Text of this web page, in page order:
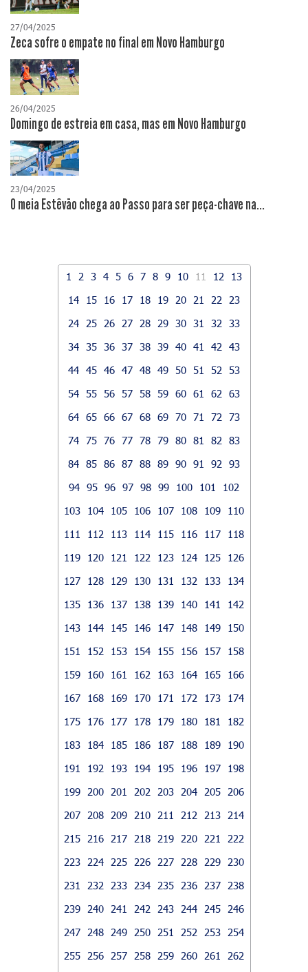
27/04/2025
Zeca sofre o empate no final em Novo Hamburgo
26/04/2025
Domingo de estreia em casa, mas em Novo Hamburgo
23/04/2025
O meia Estêvão chega ao Passo para ser peça-chave na...
1 2 3 4 5 6 7 8 9 10 11 12
13
14
15 16 17 18 19 20 21 22
23
24
25 26 27 28 29 30 31 32
33
34 35 36 37 38 39 40 41 42
43
44 45 46 47 48 49 50 51 52
53
54 55 56 57 58 59 60 61 62
63
64 65 66 67 68 69 70 71 72
73
74 75 76 77 78 79 80 81 82
83
84 85 86 87 88 89 90 91 92
93
94 95 96 97 98 99 100 101
102
103
104 105 106 107 108 109
110
111
112 113 114 115 116 117
118
119
120 121 122 123 124 125
126
127
128 129 130 131 132 133
134
135
136 137 138 139 140 141
142
143
144 145 146 147 148 149
150
151
152 153 154 155 156 157
158
159
160 161 162 163 164 165
166
167
168 169 170 171 172 173
174
175
176 177 178 179 180 181
182
183
184 185 186 187 188 189
190
191
192 193 194 195 196 197
198
199
200 201 202 203 204 205
206
207
208 209 210 211 212 213
214
215
216 217 218 219 220 221
222
223
224 225 226 227 228 229
230
231
232 233 234 235 236 237
238
239
240 241 242 243 244 245
246
247
248 249 250 251 252 253
254
255
256 257 258 259 260 261
262